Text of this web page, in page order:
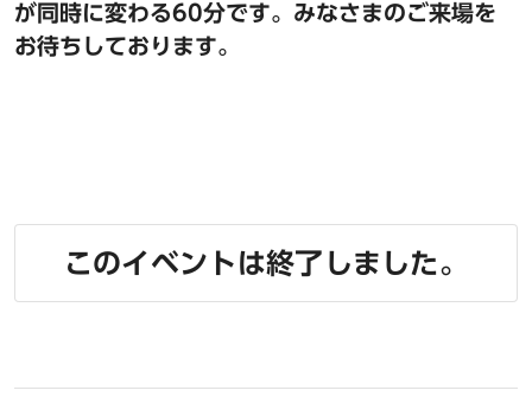
が同時に変わる60分です。みなさまのご来場を
お待ちしております。
このイベントは終了しました。